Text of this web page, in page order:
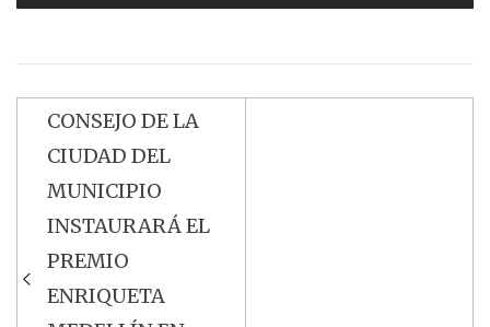
Navegación
de
entradas
CONSEJO DE LA
CIUDAD DEL
MUNICIPIO
INSTAURARÁ EL
PREMIO
ENRIQUETA